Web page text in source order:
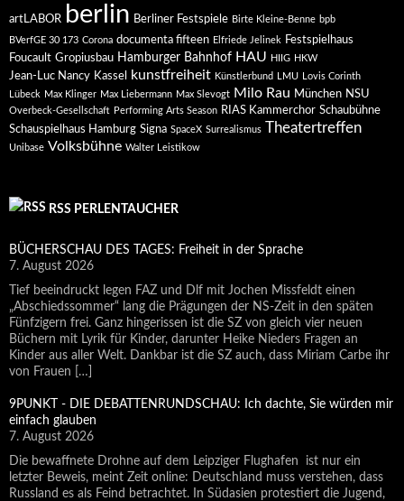
artLABOR berlin Berliner Festspiele Birte Kleine-Benne bpb
BVerfGE 30 173 Corona documenta fifteen Elfriede Jelinek
Festspielhaus
Foucault Gropiusbau Hamburger Bahnhof HAU HIIG HKW
Jean-Luc Nancy Kassel kunstfreiheit Künstlerbund LMU
Lovis Corinth
Lübeck
Max Klinger Max Liebermann Max Slevogt Milo Rau München NSU
Overbeck-Gesellschaft Performing Arts Season RIAS Kammerchor Schaubühne
Schauspielhaus Hamburg Signa SpaceX Surrealismus Theatertreffen
Unibase Volksbühne Walter Leistikow
RSS PERLENTAUCHER
BÜCHERSCHAU DES TAGES: Freiheit in der Sprache
7. August 2026
Tief beeindruckt legen FAZ und Dlf mit Jochen Missfeldt einen
„Abschiedssommer“ lang die Prägungen der NS-Zeit in den späten
Fünfzigern frei. Ganz hingerissen ist die SZ von gleich vier neuen
Büchern mit Lyrik für Kinder, darunter Heike Nieders Fragen an
Kinder aus aller Welt. Dankbar ist die SZ auch, dass Miriam Carbe ihr
von Frauen […]
9PUNKT - DIE DEBATTENRUNDSCHAU: Ich dachte, Sie würden mir
einfach glauben
7. August 2026
Die bewaffnete Drohne auf dem Leipziger Flughafen ist nur ein
letzter Beweis, meint Zeit online: Deutschland muss verstehen, dass
Russland es als Feind betrachtet. In Südasien protestiert die Jugend,